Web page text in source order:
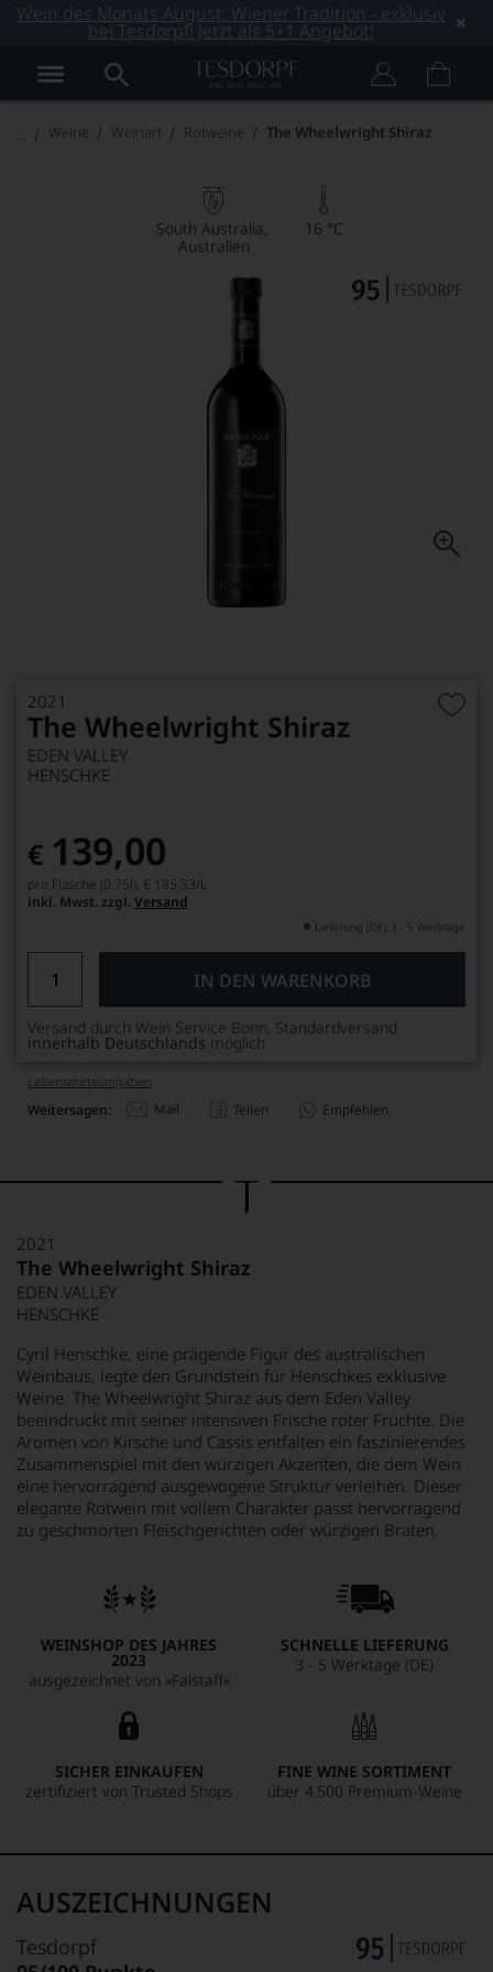
Wein des Monats August: Wiener Tradition - exklusiv
bei Tesdorpf! Jetzt als 5+1 Angebot!
Weine Weinart Rotweine The Wheelwright Shiraz
South Australia
Australien
16 °C
2021
The Wheelwright Shiraz
EDEN VALLEY
HENSCHKE
€ 139,00
pro Flasche (0.75l), € 185,33/L
inkl. Mwst. zzgl. Versand
Lieferung (DE) 3 - 5 Werktage
IN DEN WARENKORB
Versand durch Wein Service Bonn, Standardversand
innerhalb Deutschlands möglich
Lebensmittel­angaben
Weitersagen: Mail Teilen Empfehlen
2021
The Wheelwright Shiraz
EDEN VALLEY
HENSCHKE
Cyril Henschke, eine prägende Figur des australischen
Weinbaus, legte den Grundstein für Henschkes exklusive
Weine. The Wheelwright Shiraz aus dem Eden Valley
beeindruckt mit seiner intensiven Frische roter Früchte. Die
Aromen von Kirsche und Cassis entfalten ein faszinierendes
Zusammenspiel mit den würzigen Akzenten, die dem Wein
eine hervorragend ausgewogene Struktur verleihen. Dieser
elegante Rotwein mit vollem Charakter passt hervorragend
zu geschmorten Fleischgerichten oder würzigen Braten.
WEINSHOP DES JAHRES
2023
ausgezeichnet von »Falstaff«
SCHNELLE LIEFERUNG
3 - 5 Werktage (DE)
SICHER EINKAUFEN
zertifiziert von Trusted Shops
FINE WINE SORTIMENT
über 4.500 Premium-Weine
AUSZEICHNUNGEN
Tesdorpf